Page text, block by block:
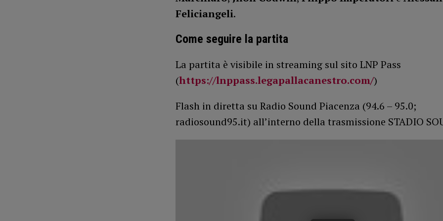
Feliciangeli.
Come seguire la partita
La partita è visibile in streaming sul sito LNP Pass
(https://lnppass.legapallacanestro.com/)
Flash in diretta su Radio Sound Piacenza (94.6 – 95.0;
radiosound95.it) all’interno della trasmissione STADIO